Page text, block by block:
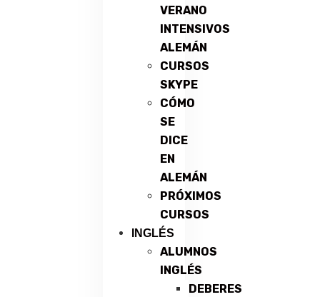
VERANO
INTENSIVOS
ALEMÁN
CURSOS
SKYPE
CÓMO
SE
DICE
EN
ALEMÁN
PRÓXIMOS
CURSOS
INGLÉS
ALUMNOS
INGLÉS
DEBERES